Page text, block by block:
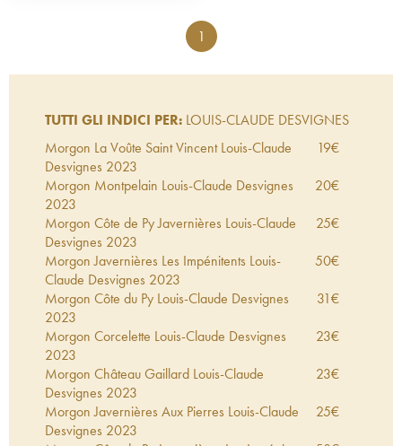
1
TUTTI GLI INDICI PER: LOUIS-CLAUDE DESVIGNES
Morgon La Voûte Saint Vincent Louis-Claude
Desvignes 2023
19€
Morgon Montpelain Louis-Claude Desvignes
2023
20€
Morgon Côte de Py Javernières Louis-Claude
Desvignes 2023
25€
Morgon Javernières Les Impénitents Louis-
Claude Desvignes 2023
50€
Morgon Côte du Py Louis-Claude Desvignes
2023
31€
Morgon Corcelette Louis-Claude Desvignes
2023
23€
Morgon Château Gaillard Louis-Claude
Desvignes 2023
23€
Morgon Javernières Aux Pierres Louis-Claude
Desvignes 2023
25€